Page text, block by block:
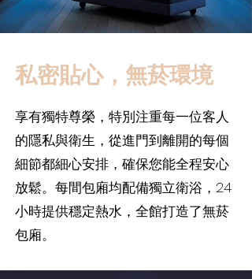
​私密貼心，​無菸環境
享有獨特尊榮，特別注重每一位客人
的隱私與衛生，從進門到離開的每個
細節都細心安排，確保您能全程安心
放鬆。每間包廂均配備獨立衛浴，24
小時提供穩定熱水，全館打造了無菸
包廂。